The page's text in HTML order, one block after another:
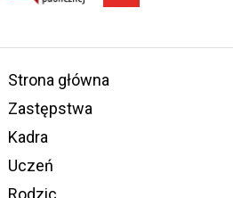
Strona główna
Zastępstwa
Kadra
Uczeń
Rodzic